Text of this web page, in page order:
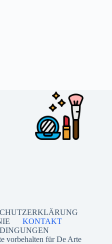
KONTAKT
vorbehalten für De Arte